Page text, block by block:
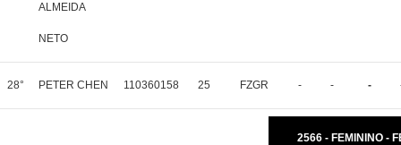
ALMEIDA
NETO
28° PETER CHEN 110360158 25 FZGR - - -
2566 - FEMININO -